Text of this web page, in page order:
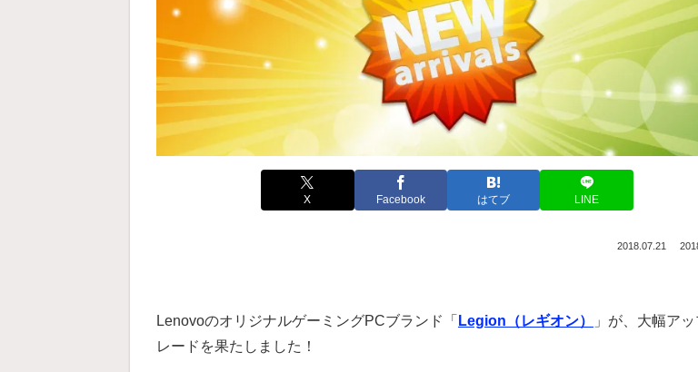
X Facebook はてブ LINE
2018.07.21
LenovoのオリジナルゲーミングPCブランド「 Legion（レギオン）
」が、大幅ア
レードを果たしました！